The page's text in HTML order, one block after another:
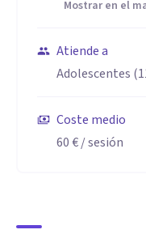
Mostrar en el
Atiende a
Adolescentes
Coste medio
60 €/ sesión